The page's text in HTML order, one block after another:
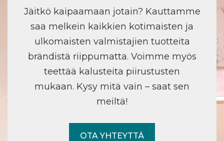
Jäitkö kaipaamaan jotain? Kauttamme
saa melkein kaikkien kotimaisten ja
ulkomaisten valmistajien tuotteita
brändistä riippumatta. Voimme myös
teettää kalusteita piirustusten
mukaan. Kysy mitä vain – saat sen
meiltä!
OTA YHTEYTTÄ